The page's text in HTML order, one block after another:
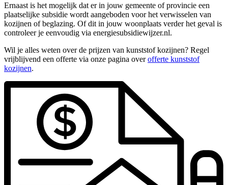
Ernaast is het mogelijk dat er in jouw gemeente of provincie een
plaatselijke subsidie wordt aangeboden voor het verwisselen van
kozijnen of beglazing. Of dit in jouw woonplaats verder het geval is
controleer je eenvoudig via energiesubsidiewijzer.nl.
Wil je alles weten over de prijzen van kunststof kozijnen? Regel
vrijblijvend een offerte via onze pagina overofferte kunststof
kozijnen.